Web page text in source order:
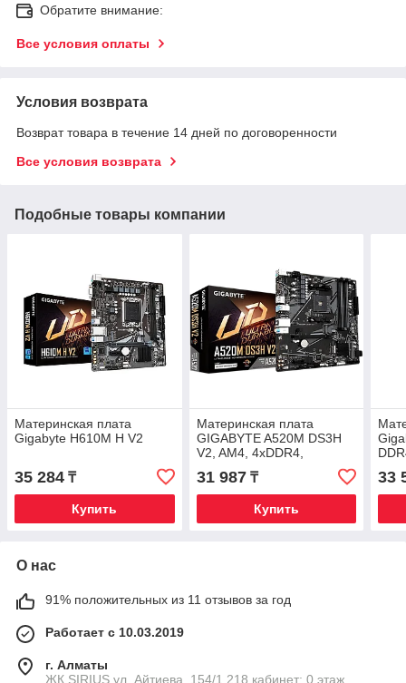
Обратите внимание:
Все условия оплаты
Условия возврата
Возврат товара в течение 14 дней по договоренности
Все условия возврата
Подобные товары компании
Материнская плата
Gigabyte H610M H V2
35 284 ₸
Купить
Материнская плата
GIGABYTE A520M DS3H
V2, AM4, 4xDDR4,
PCIe3.0, DVI+HDMI,
4xSATA, M.2, GLAN, mATX
31 987₸
Купить
33
О нас
91% положительных из 11 отзывов за год
Работает с 10.03.2019
г. Алматы
​ЖК SIRIUS​ ул. Айтиева, 154/1​ 218 кабинет; 0 этаж,